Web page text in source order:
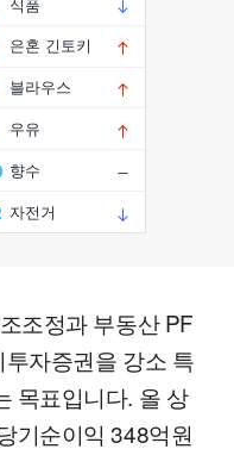
조정과 부동산 PF
자증권을 강소 특
목표입니다. 올 상
기순이익 348억원